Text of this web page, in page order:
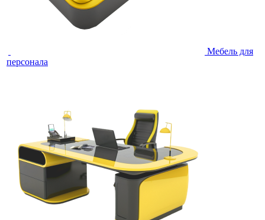
Мебель для
персонала